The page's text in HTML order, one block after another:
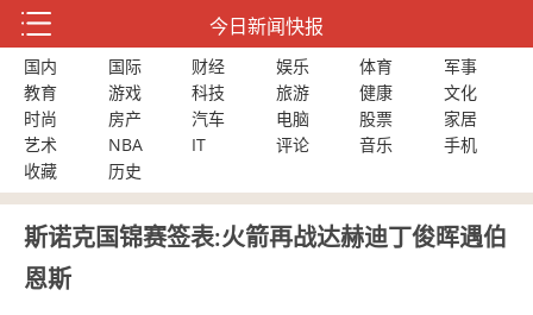
今日新闻快报
国内 国际 财经 娱乐 体育
军事
教育
游戏 科技 旅游 健康
文化
时尚
房产 汽车 电脑 股票
家居
艺术
NBA IT 评论 音乐
手机
收藏
历史
斯诺克国锦赛签表:火箭再战达赫迪丁俊晖遇伯
恩斯